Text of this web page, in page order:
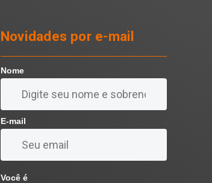
Novidades por e-mail
Nome
E-mail
Você é